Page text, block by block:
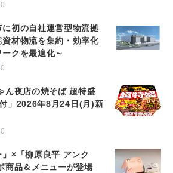
初の自社運営型物流拠
資材物流を集約・効率化
クを最適化～
ん夜店の焼そば 超特盛
」2026年8月24日(月)新
」×「柳原良平 アンク
商品＆メニューが登場